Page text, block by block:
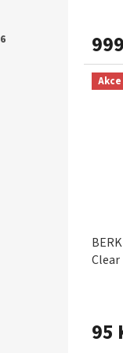
6
Akce
Clear
95